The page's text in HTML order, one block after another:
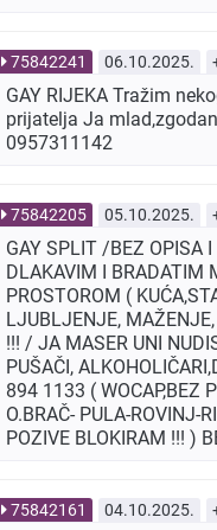
75842241 06.10.2025.
GAY RIJEKA Tražim
prijatelja Ja
0957311142
75842205 05.10.2025.
GAY SPLIT /BEZ OPISA
DLAKAVIM I BRADATIM
PROSTOROM (
LJUBLJENJE,
!!! / JA MASER UNI
PUŠAČI,
894 1133 ( WOCAP,BEZ
O.BRAČ- PULA-ROVINJ-
POZIVE BLOKIRAM !!! )
75842161 04.10.2025.